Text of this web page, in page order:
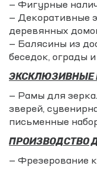
— Фигурные
— Декоративные
деревянных
— Балясины из
беседок, ограды и
ЭКСКЛЮЗИВНЫЕ
— Рамы для
зверей,
письменные
ПРОИЗВОДСТВО
— Фрезерование